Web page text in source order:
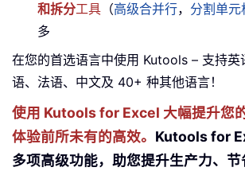
和拆分工具 （高级合并行， 分割单元
多
在您的首选语言中使用 Kutools – 支持英
语、法语、中文及 40+ 种其他语言！
使用 Kutools for Excel 大幅提升您
体验前所未有的高效。 Kutools for
多项高级功能，助您提升生产力、节